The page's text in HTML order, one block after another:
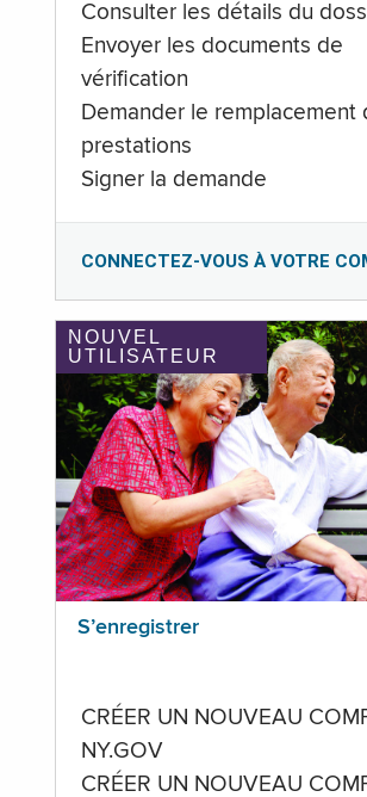
Consulter les détails du
Envoyer les documents de
vérification
Demander le remplacement
prestations
Signer la demande
CONNECTEZ-VOUS À VOTRE
NOUVEL
UTILISATEUR
S’enregistrer
CRÉER UN NOUVEAU
NY.GOV
CRÉER UN NOUVEAU